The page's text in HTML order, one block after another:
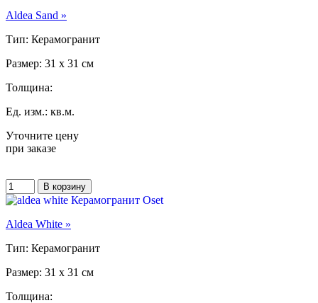
Aldea Sand »
Тип: Керамогранит
Размер: 31 x 31 см
Толщина:
Ед. изм.: кв.м.
Уточните цену
при заказе
Aldea White »
Тип: Керамогранит
Размер: 31 x 31 см
Толщина: